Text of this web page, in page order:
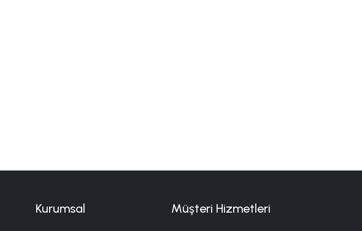
Kurumsal Müşteri Hizmetleri